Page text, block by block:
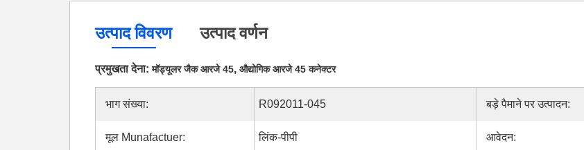
उत्पाद विवरण उत्पाद वर्णन
प्रमुखता देना:मॉड्यूलर जैक आरजे 45, औद्योगिक आरजे 45 कनेक्टर
भाग संख्या: R092011-045 बड़े पैमाने पर उत्पादन:
मूल Munafactuer: लिंक-पीपी आवेदन: